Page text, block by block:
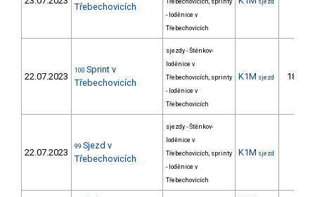
Třebechovicích
Třebechovicích, sprinty
- loděnice v
Třebechovicích
sjezd
22.07.2023
100 Sprint v
Třebechovicích
sjezdy - Štěnkov-
loděnice v
Třebechovicích, sprinty
- loděnice v
Třebechovicích
K1M sjezd 18.
22.07.2023
99 Sjezd v
Třebechovicích
sjezdy - Štěnkov-
loděnice v
Třebechovicích, sprinty
- loděnice v
Třebechovicích
K1M sjezd